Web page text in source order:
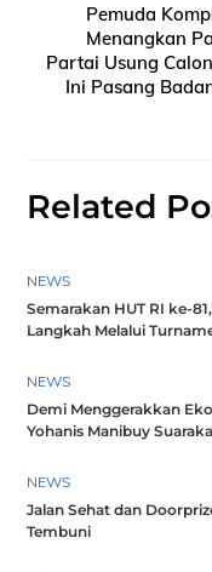
Pemuda
Menangkan
Partai Usung
Ini Pasang
Related
NEWS
Semarakan HUT RI ke-
Langkah Melalui
NEWS
Demi Menggerakkan
Yohanis Manibuy
NEWS
Jalan Sehat dan
Tembuni